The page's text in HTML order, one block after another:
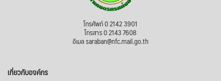
โทรศัพท์ 0 2142 3901
โทรสาร 0 2143 7608
อีเมล saraban@nfc.mail.go.th
เกี่ยวกับองค์กร